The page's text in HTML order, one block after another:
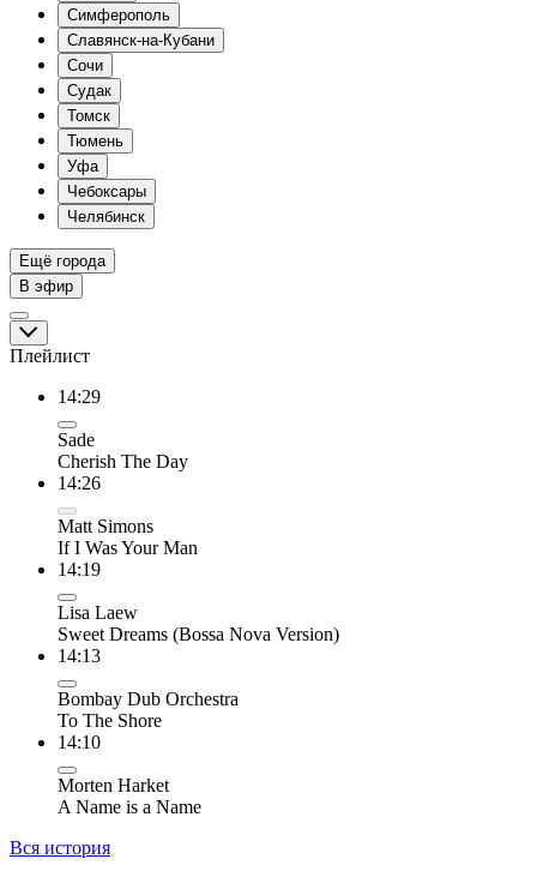
Симферополь
Славянск-на-Кубани
Сочи
Судак
Томск
Тюмень
Уфа
Чебоксары
Челябинск
Ещё города
В эфир
Плейлист
14:29
Sade
Cherish The Day
14:26
Matt Simons
If I Was Your Man
14:19
Lisa Laew
Sweet Dreams (Bossa Nova Version)
14:13
Bombay Dub Orchestra
To The Shore
14:10
Morten Harket
A Name is a Name
Вся история